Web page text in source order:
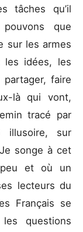
tâches qu’il
que
sur les armes
les idées, les
faire
là qui vont,
tracé par
illusoire, sur
songe à cet
et où un
lecteurs du
Français se
questions